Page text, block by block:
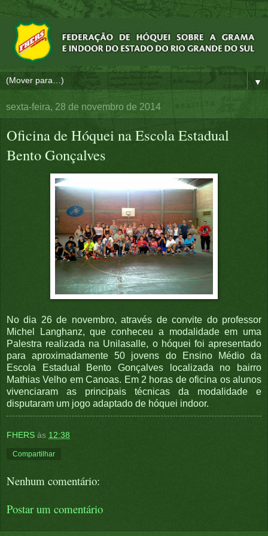
▼
sexta-feira, 28 de novembro de 2014
Oficina de Hóquei na Escola Estadual
Bento Gonçalves
No dia 26 de novembro, através de convite do professor
Michel Langhanz, que conheceu a modalidade em uma
Palestra realizada na Unilasalle, o hóquei foi apresentado
para aproximadamente 50 jovens do Ensino Médio da
Escola Estadual Bento Gonçalves localizada no bairro
Mathias Velho em Canoas. Em 2 horas de oficina os alunos
vivenciaram as principais técnicas da modalidade e
disputaram um jogo adaptado de hóquei indoor.
FHERS às 12:38
Compartilhar
Nenhum comentário:
Postar um comentário